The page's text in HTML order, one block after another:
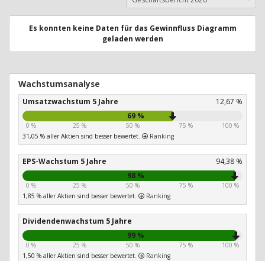
Es konnten keine Daten für das Gewinnfluss Diagramm
geladen werden
Wachstumsanalyse
Umsatzwachstum 5 Jahre
12,67 %
69 %
0 % 25 % 50 % 75 %
100 %
31,05 % aller Aktien sind besser bewertet.
Ranking
EPS-Wachstum 5 Jahre
94,38 %
98 %
0 % 25 % 50 % 75 %
100 %
1,85 % aller Aktien sind besser bewertet.
Ranking
Dividendenwachstum 5 Jahre
99 %
0 % 25 % 50 % 75 %
100 %
1,50 % aller Aktien sind besser bewertet.
Ranking